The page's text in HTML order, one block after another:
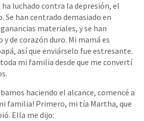
luchado contra la depresión, el
Se han centrado demasiado en
materiales, y se han
de corazón duro. Mi mamá es
así que enviárselo fue estresante.
mi familia desde que me convertí
haciendo el alcance, comencé a
familia! Primero, mi tía Martha, que
Ella me dijo: